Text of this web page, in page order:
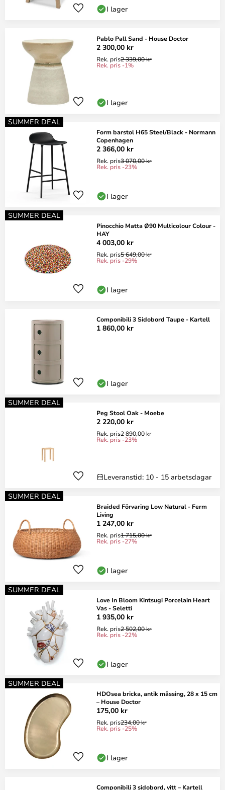
I lager
Pablo Pall Sand - House Doctor
2 300,00 kr
Rek. pris2 339,00 kr
Rek. pris -1%
I lager
SUMMER DEAL
Form barstol H65 Steel/Black - Normann
Copenhagen
2 366,00 kr
Rek. pris3 070,00 kr
Rek. pris -23%
I lager
SUMMER DEAL
Pinocchio Matta Ø90 Multicolour Colour -
HAY
4 003,00 kr
Rek. pris5 649,00 kr
Rek. pris -29%
I lager
Componibili 3 Sidobord Taupe - Kartell
1 860,00 kr
I lager
SUMMER DEAL
Peg Stool Oak - Moebe
2 220,00 kr
Rek. pris2 890,00 kr
Rek. pris -23%
Leveranstid: 10 - 15 arbetsdagar
SUMMER DEAL
Braided Förvaring Low Natural - Ferm
Living
1 247,00 kr
Rek. pris1 715,00 kr
Rek. pris -27%
I lager
SUMMER DEAL
Love In Bloom Kintsugi Porcelain Heart
Vas - Seletti
1 935,00 kr
Rek. pris2 502,00 kr
Rek. pris -22%
I lager
SUMMER DEAL
HDOsea bricka, antik mässing, 28 x 15 cm
– House Doctor
175,00 kr
Rek. pris234,00 kr
Rek. pris -25%
I lager
Componibili 3 sidobord, vitt – Kartell